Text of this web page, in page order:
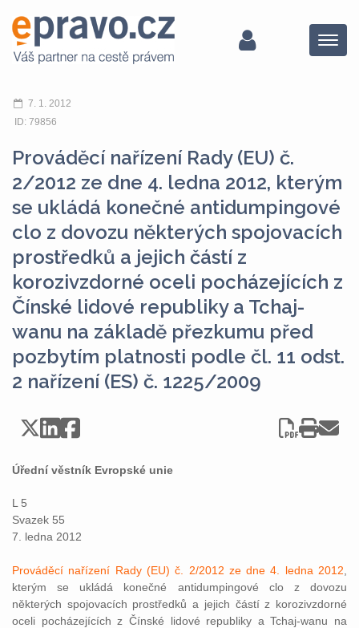
Menu
7. 1. 2012
ID: 79856
Prováděcí nařízení Rady (EU) č.
2/2012 ze dne 4. ledna 2012, kterým
se ukládá konečné antidumpingové
clo z dovozu některých spojovacích
prostředků a jejich částí z
korozivzdorné oceli pocházejících z
Čínské lidové republiky a Tchaj-
wanu na základě přezkumu před
pozbytím platnosti podle čl. 11 odst.
2 nařízení (ES) č. 1225/2009
Úřední věstník Evropské unie
L 5
Svazek 55
7. ledna 2012
Prováděcí nařízení Rady (EU) č. 2/2012 ze dne 4. ledna 2012
kterým se ukládá konečné antidumpingové clo z dovozu
některých spojovacích prostředků a jejich částí z korozivzdorné
oceli pocházejících z Čínské lidové republiky a Tchaj-wanu na